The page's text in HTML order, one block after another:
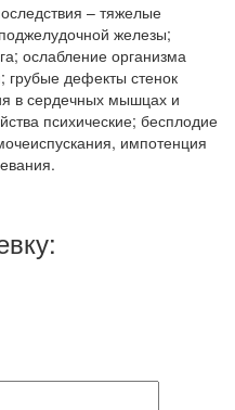
– тяжелые
железы;
ослабление организма
дефекты стенок
в сердечных мышцах и
психические; бесплодие
импотенция